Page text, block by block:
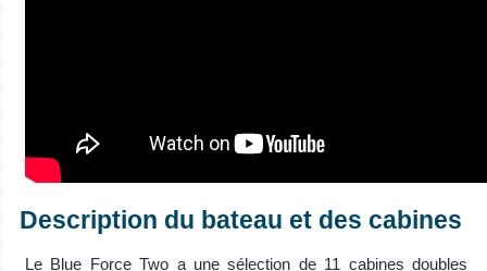
Description du bateau et des cabines
Le Blue Force Two a une sélection de 11 cabines doubles